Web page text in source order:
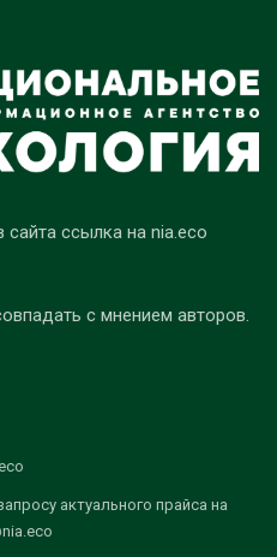
ссылка на nia.eco
с мнением авторов.
актуального прайса на